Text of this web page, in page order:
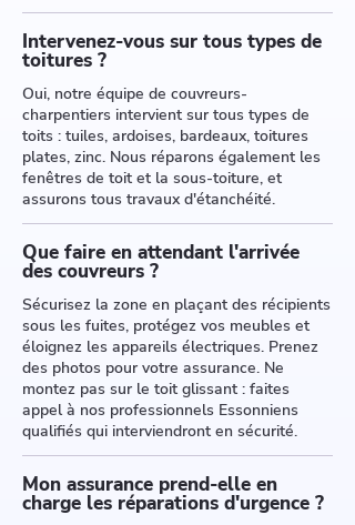
Intervenez-vous sur tous types de
toitures ?
Oui, notre équipe de couvreurs-
charpentiers intervient sur tous types de
toits : tuiles, ardoises, bardeaux, toitures
plates, zinc. Nous réparons également les
fenêtres de toit et la sous-toiture, et
assurons tous travaux d'étanchéité.
Que faire en attendant l'arrivée
des couvreurs ?
Sécurisez la zone en plaçant des récipients
sous les fuites, protégez vos meubles et
éloignez les appareils électriques. Prenez
des photos pour votre assurance. Ne
montez pas sur le toit glissant : faites
appel à nos professionnels Essonniens
qualifiés qui interviendront en sécurité.
Mon assurance prend-elle en
charge les réparations d'urgence ?